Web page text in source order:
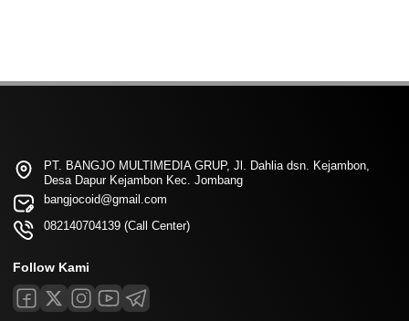
PT. BANGJO MULTIMEDIA GRUP, Jl. Dahlia dsn. Kejambon,
Desa Dapur Kejambon Kec. Jombang
bangjocoid@gmail.com
082140704139 (Call Center)
Follow Kami